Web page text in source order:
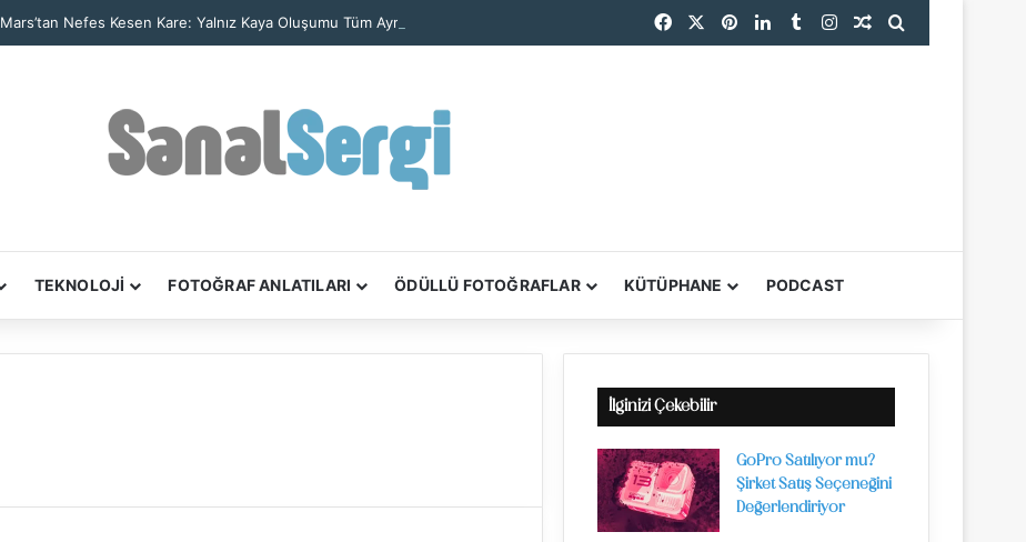
Mars’tan Nefes Kesen Kare: Yalnız Kaya Oluşumu Tüm Ayrıntılarıyla Görüntülendi Facebook PinterestLinkedInTumblrInstagramRastgele Makale
TEKNOLOJİ FOTOĞRAF ANLATILARI ÖDÜLLÜ FOTOĞRAFLAR KÜTÜPHANE PODCAST
İlginizi Çekebilir
GoPro Satılıyor mu?
Şirket Satış Seçeneğini
Değerlendiriyor